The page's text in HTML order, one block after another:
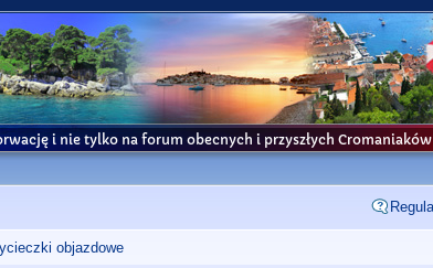
i nie tylko na forum obecnych i przyszłych Cromaniaków
objazdowe